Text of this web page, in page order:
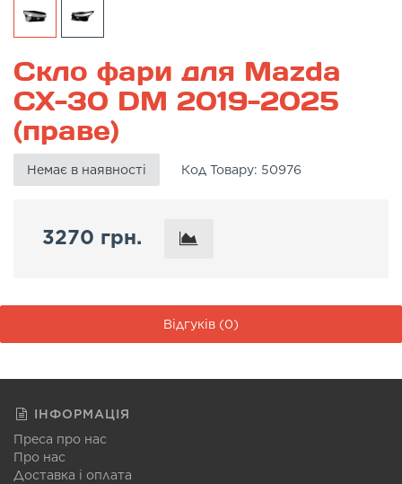
Скло фари для Mazda
CX-30 DM 2019-2025
(праве)
Немає в наявності Код Товару: 50976
3270 грн.
Відгуків (0)
ІНФОРМАЦІЯ
Преса про нас
Про нас
Доставка і оплата